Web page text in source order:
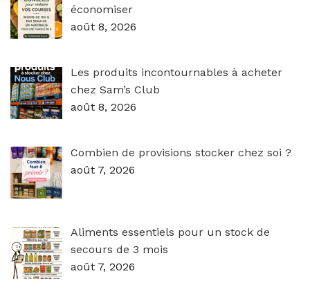
économiser
août 8, 2026
Les produits incontournables à acheter
chez Sam’s Club
août 8, 2026
Combien de provisions stocker chez soi ?
août 7, 2026
Aliments essentiels pour un stock de
secours de 3 mois
août 7, 2026